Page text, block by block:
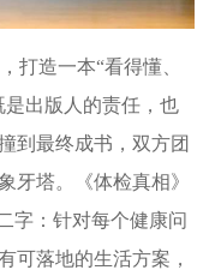
打造一本“看得懂、
出版人的责任，也
到最终成书，双方团
牙塔。《体检真相》
字：针对每个健康问
可落地的生活方案，